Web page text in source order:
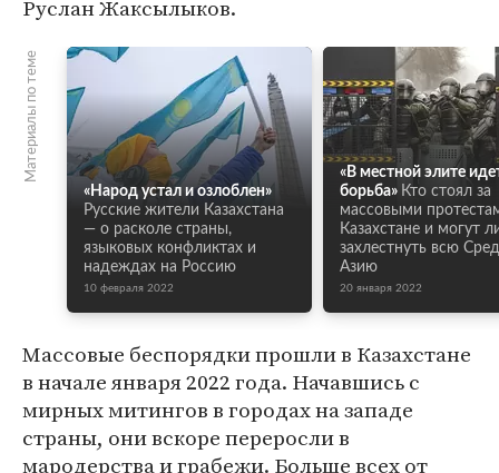
Руслан Жаксылыков.
Материалы по теме
«Народ устал и озлоблен»
Русские жители Казахстана
— о расколе страны,
языковых конфликтах и
надеждах на Россию
10 февраля 2022
«В местной элите
борьба» Кто стоял за
массовыми
Казахстане и могут
захлестнуть всю
Азию
20 января 2022
Массовые беспорядки прошли в Казахстане
в начале января 2022 года. Начавшись с
мирных митингов в городах на западе
страны, они вскоре переросли в
мародерства и грабежи. Больше всех от